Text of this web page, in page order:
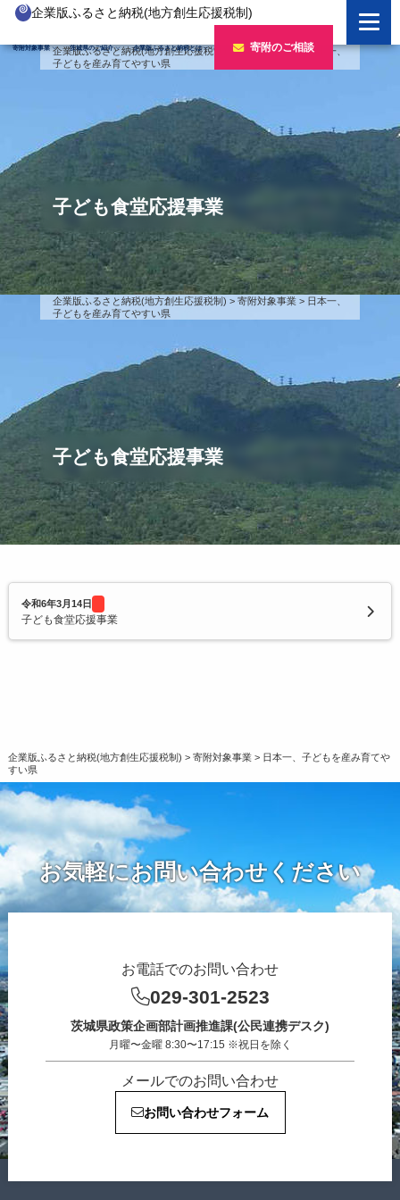
企業版ふるさと納税(地方創生応援税制)
寄附対象事業 茨城県のご紹介 企業版ふるさと納税とは 寄附のご相談
企業版ふるさと納税とは
制度の概要
企業版ふるさと納税(人材派遣型)
寄附をいただいた企業様
寄附対象事業のご紹介
新しい豊かさを推進する事業
新しい安心安全を推進する事業
新しい人財育成を推進する事業
新しい夢・希望を推進する事業
事業検索フォーム
茨城県のご紹介
茨城のポテンシャル
「新しい茨城」への4つのチャレンジ
寄附をいただいた企業様
令和7年度寄附企業一覧
令和6年度寄附企業一覧
令和5年度寄附企業一覧
令和3年度寄附企業一覧
令和2年度寄附企業一覧
企業版ふるさと納税(地方創生応援税制) >寄附対象事業>日本一、
子どもを産み育てやすい県
子ども食堂応援事業
企業版ふるさと納税(地方創生応援税制) > 寄附対象事業> 日本一、
子どもを産み育てやすい県
子ども食堂応援事業
令和6年3月14日
子ども食堂応援事業
企業版ふるさと納税(地方創生応援税制) > 寄附対象事業> 日本一、子どもを産み育てや
すい県
お気軽にお問い合わせください
お電話でのお問い合わせ
029-301-2523
茨城県政策企画部計画推進課(公民連携デスク)
月曜〜金曜 8:30〜17:15 ※祝日を除く
メールでのお問い合わせ
お問い合わせフォーム